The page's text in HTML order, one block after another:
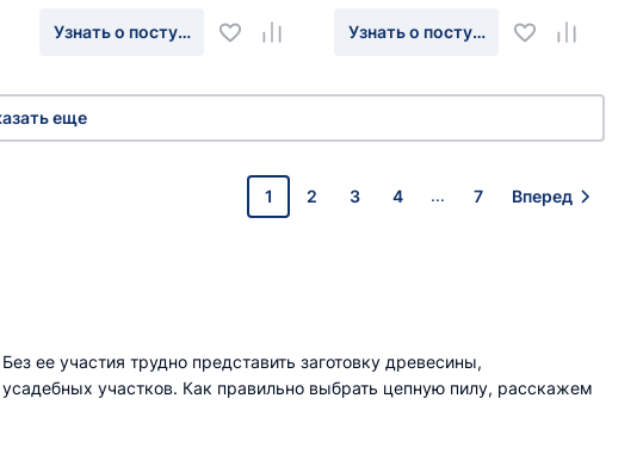
Узнать о поступлении Узнать о поступлении
еще
1 2 3 4 ... 7 Вперед
ее участия трудно представить заготовку древесины,
участков. Как правильно выбрать цепную пилу, расскажем